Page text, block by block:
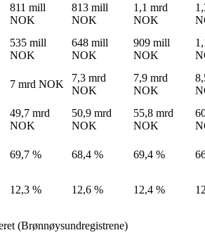
811 mill
NOK
813 mill
NOK
1,1 mrd
NOK
535 mill
NOK
648 mill
NOK
909 mill
NOK
7 mrd NOK
7,3 mrd
NOK
7,9 mrd
NOK
49,7 mrd
NOK
50,9 mrd
NOK
55,8 mrd
NOK
69,7 % 68,4 % 69,4 %
12,3 %
12,6 % 12,4 %
(Brønnøysundregistrene)